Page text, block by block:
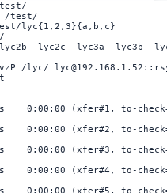
test/
/test/
lyc{1,2,3}{a,b,c}
lyc2c  lyc3a  lyc3b
/lyc/
(xfer#1, to-
(xfer#2, to-
(xfer#3, to-
(xfer#4, to-